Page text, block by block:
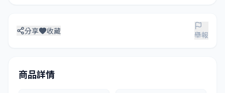
分享 收藏 舉報
商品詳情